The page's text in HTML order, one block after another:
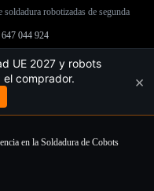
soldadura robotizadas de segunda
044 924
UE 2027 y robots
comprador.
×
en la Soldadura de Cobots